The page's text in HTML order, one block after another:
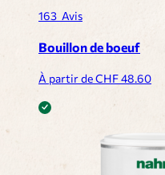
163 Avis
Bouillon de boeuf
À partir de CHF48.60